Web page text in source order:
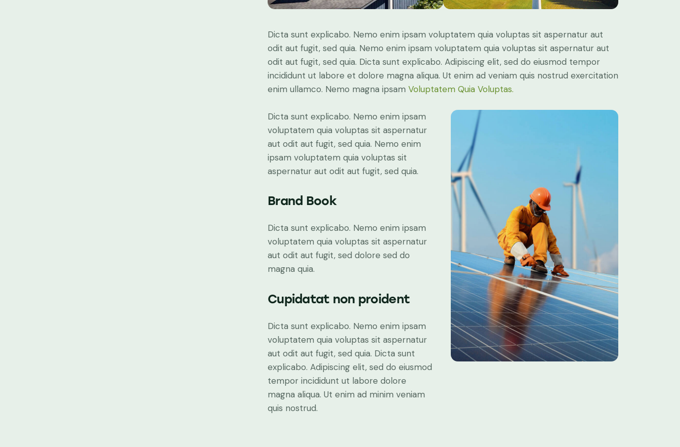
Dicta sunt explicabo. Nemo enim ipsam voluptatem quia voluptas sit aspernatur aut
odit aut fugit, sed quia. Nemo enim ipsam voluptatem quia voluptas sit aspernatur aut
odit aut fugit, sed quia. Dicta sunt explicabo. Adipiscing elit, sed do eiusmod tempor
incididunt ut labore et dolore magna aliqua. Ut enim ad veniam quis nostrud exercitation
enim ullamco. Nemo magna ipsam Voluptatem Quia Voluptas.
Dicta sunt explicabo. Nemo enim ipsam
voluptatem quia voluptas sit aspernatur
aut odit aut fugit, sed quia. Nemo enim
ipsam voluptatem quia voluptas sit
aspernatur aut odit aut fugit, sed quia.
Brand Book
Dicta sunt explicabo. Nemo enim ipsam
voluptatem quia voluptas sit aspernatur
aut odit aut fugit, sed dolore sed do
magna quia.
Cupidatat non proident
Dicta sunt explicabo. Nemo enim ipsam
voluptatem quia voluptas sit aspernatur
aut odit aut fugit, sed quia. Dicta sunt
explicabo. Adipiscing elit, sed do eiusmod
tempor incididunt ut labore dolore
magna aliqua. Ut enim ad minim veniam
quis nostrud.